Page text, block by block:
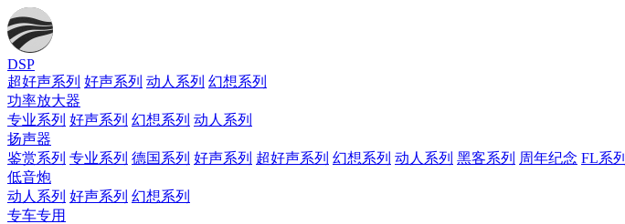
DSP
超好声系列 好声系列 动人系列 幻想系列
功率放大器
专业系列 好声系列 幻想系列 动人系列
扬声器
鉴赏系列 专业系列 德国系列 好声系列 超好声系列 幻想系列 动人系列 黑客系列 周年纪念 FL系列
低音炮
动人系列 好声系列 幻想系列
专车专用